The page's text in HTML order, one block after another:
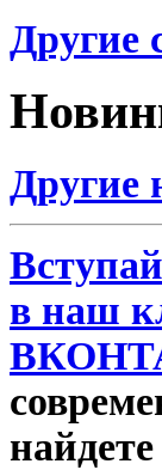
Другие
Другие
Вступай
в наш